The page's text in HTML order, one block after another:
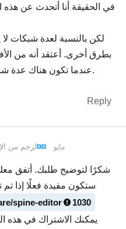
في الحقيقة أنا أتحدث عن هذه
لكن بالنسبة لعدة شبكات
بطرق أخرى. أعتقد أنه من
عندما تكون هناك عدة شبكات، حتى يكون الأمر أكثر سهولة.
Reply
28 مايو تُرجم من
ستكون مفيدة فعلًا إذا
spine-editor
1030
يمكنك الاشتراك في هذه